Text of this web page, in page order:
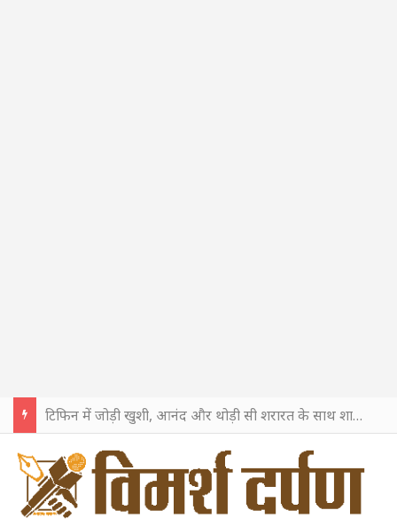
टिफिन में जोड़ी खुशी, आनंद और थोड़ी सी शरारत के साथ शाहरुख खान ने टिफिन बॉक्स को दी हैप्पी एंडिंग